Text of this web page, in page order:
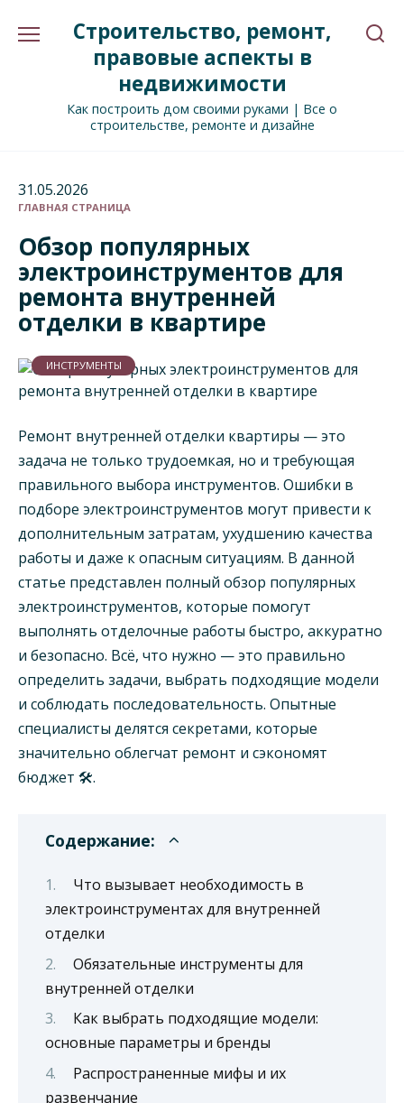
Строительство, ремонт,
правовые аспекты в
недвижимости
Как построить дом своими руками | Все о
строительстве, ремонте и дизайне
31.05.2026
ГЛАВНАЯ СТРАНИЦА
Обзор популярных
электроинструментов для
ремонта внутренней
отделки в квартире
ИНСТРУМЕНТЫ
Ремонт внутренней отделки квартиры — это
задача не только трудоемкая, но и требующая
правильного выбора инструментов. Ошибки в
подборе электроинструментов могут привести к
дополнительным затратам, ухудшению качества
работы и даже к опасным ситуациям. В данной
статье представлен полный обзор популярных
электроинструментов, которые помогут
выполнять отделочные работы быстро, аккуратно
и безопасно. Всё, что нужно — это правильно
определить задачи, выбрать подходящие модели
и соблюдать последовательность. Опытные
специалисты делятся секретами, которые
значительно облегчат ремонт и сэкономят
бюджет 🛠️.
Содержание:
Что вызывает необходимость в
электроинструментах для внутренней
отделки
Обязательные инструменты для
внутренней отделки
Как выбрать подходящие модели:
основные параметры и бренды
Распространенные мифы и их
развенчание